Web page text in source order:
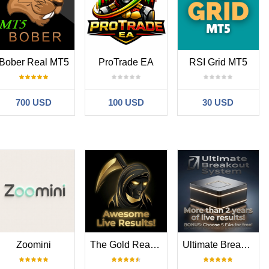
COMMISSION_CONTROL = true;
Bober Real MT5
700 USD
ProTrade EA
100 USD
RSI Grid MT5
30 USD
Zoomini The Gold Reaper MT5 Ultimate Breakout System